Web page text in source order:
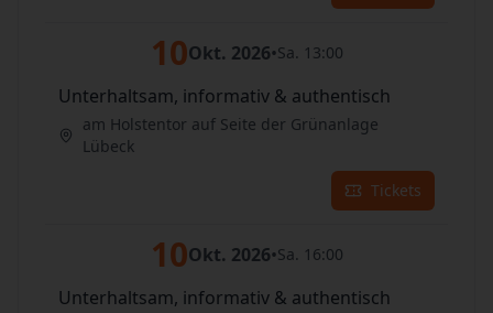
10Okt. 2026•Sa. 13:00
Unterhaltsam, informativ & authentisch
am Holstentor auf Seite der Grünanlage
Lübeck
Tickets
10Okt. 2026•Sa. 16:00
Unterhaltsam, informativ & authentisch